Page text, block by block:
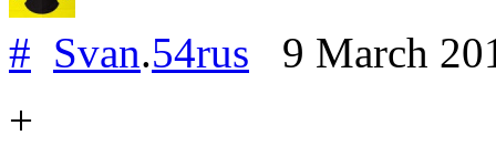
# Svan.54rus 9 March
+